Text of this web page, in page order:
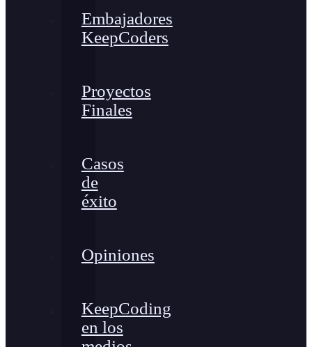
Embajadores
KeepCoders
Proyectos
Finales
Casos
de
éxito
Opiniones
KeepCoding
en los